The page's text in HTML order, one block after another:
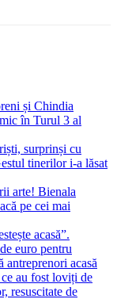
și Chindia
în Turul 3 al
surprinși cu
tinerilor i-a lăsat
arte! Bienala
pe cei mai
acasă”.
euro pentru
antreprenori acasă
au fost loviți de
resuscitate de